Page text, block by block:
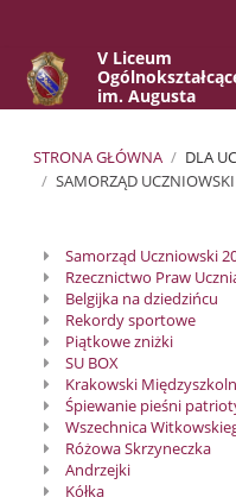
V Liceum
im. Augusta
Witkowskiego
STRONA GŁÓWNA / DLA
/ SAMORZĄD
Uczniowski
LO
2025-
2026
Samorząd Uczniowski
Rzecznictwo Praw
Belgijka na dziedzińcu
Rekordy sportowe
Piątkowe zniżki
SU BOX
Krakowski
Śpiewanie pieśni
Wszechnica
Różowa Skrzyneczka
Andrzejki
Kółka